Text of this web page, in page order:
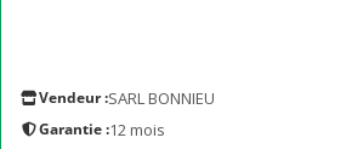
Vendeur :SARL BONNIEU
Garantie :12 mois